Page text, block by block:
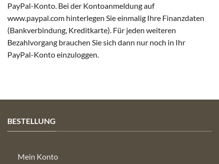
PayPal-Konto. Bei der Kontoanmeldung auf
www.paypal.com hinterlegen Sie einmalig Ihre Finanzdaten
(Bankverbindung, Kreditkarte). Für jeden weiteren
Bezahlvorgang brauchen Sie sich dann nur noch in Ihr
PayPal-Konto einzuloggen.
BESTELLUNG
Mein Konto